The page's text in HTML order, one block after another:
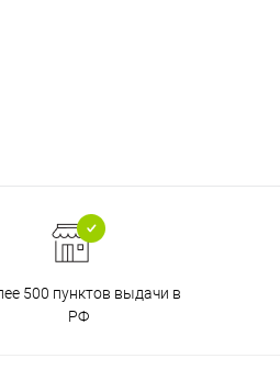
500 пунктов выдачи в
РФ